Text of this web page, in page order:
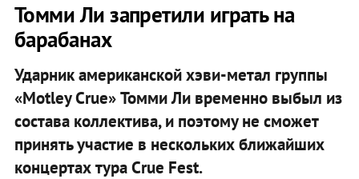
Томми Ли запретили играть на
барабанах
Ударник американской хэви-метал группы
«Motley Crue» Томми Ли временно выбыл из
состава коллектива, и поэтому не сможет
принять участие в нескольких ближайших
концертах тура Crue Fest.